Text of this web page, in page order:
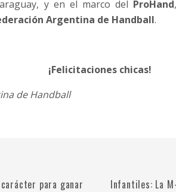
y en el marco del ProHand
Argentina de Handball.
¡Felicitaciones chicas!
de Handball
para ganar Infantiles: La